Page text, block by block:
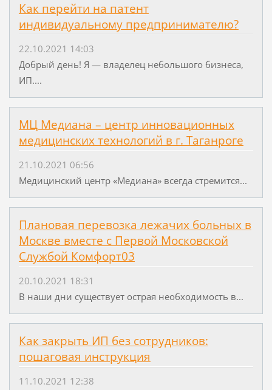
Как перейти на патент
индивидуальному предпринимателю?
22.10.2021 14:03
Добрый день! Я — владелец небольшого бизнеса,
ИП....
МЦ Медиана – центр инновационных
медицинских технологий в г. Таганроге
21.10.2021 06:56
Медицинский центр «Медиана» всегда стремится...
Плановая перевозка лежачих больных в
Москве вместе с Первой Московской
Службой Комфорт03
20.10.2021 18:31
В наши дни существует острая необходимость в...
Как закрыть ИП без сотрудников:
пошаговая инструкция
11.10.2021 12:38